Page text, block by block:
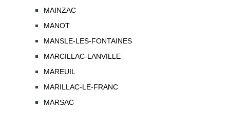
MAINZAC
MANOT
MANSLE-LES-FONTAINES
MARCILLAC-LANVILLE
MAREUIL
MARILLAC-LE-FRANC
MARSAC